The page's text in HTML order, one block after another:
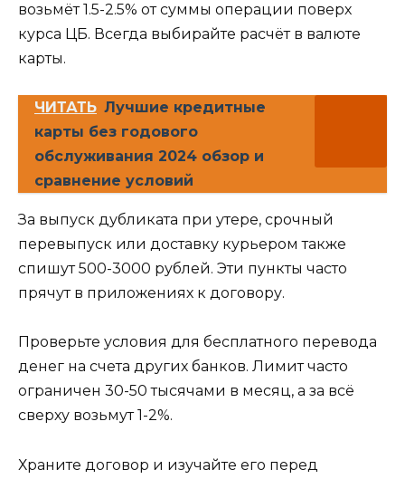
возьмёт 1.5-2.5% от суммы операции поверх
курса ЦБ. Всегда выбирайте расчёт в валюте
карты.
ЧИТАТЬ Лучшие кредитные
карты без годового
обслуживания 2024 обзор и
сравнение условий
За выпуск дубликата при утере, срочный
перевыпуск или доставку курьером также
спишут 500-3000 рублей. Эти пункты часто
прячут в приложениях к договору.
Проверьте условия для бесплатного перевода
денег на счета других банков. Лимит часто
ограничен 30-50 тысячами в месяц, а за всё
сверху возьмут 1-2%.
Храните договор и изучайте его перед